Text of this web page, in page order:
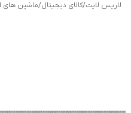
لاریس لایت/کالای دیجیتال/ماشین های